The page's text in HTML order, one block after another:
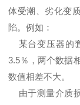
体受潮、劣化变
陷。例如：
某台变压器的
3.5％，两个数据
数值相差不大。
由于测量介质